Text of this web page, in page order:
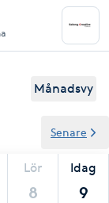
Månadsvy
Lör
8
Idag
9
Senare